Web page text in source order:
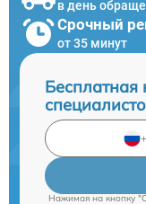
в день
Срочный
от 35 минут
Бесплатная
Нажимая на кнопку